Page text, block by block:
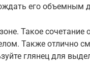
его объемным
Такое сочетание
Также отлично
глянец для